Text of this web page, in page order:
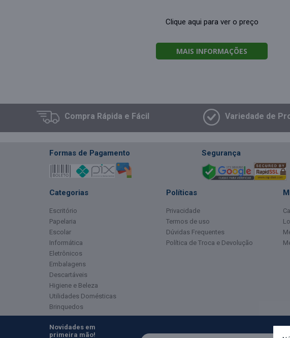
Clique aqui para ver o preço
MAIS INFORMAÇÕES
Compra Rápida e Fácil Variedade de
Formas de Pagamento Segurança
Categorias
Escritório
Papelaria
Escolar
Informática
Eletrônicos
Embalagens
Descartáveis
Higiene e Beleza
Utilidades Domésticas
Brinquedos
Políticas
Privacidade
Termos de uso
Dúvidas Frequentes
Política de Troca e Devolução
Novidades em
primeira mão!